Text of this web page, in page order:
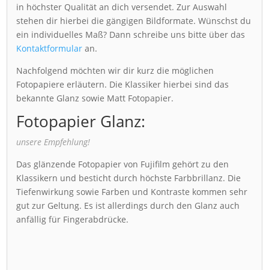
in höchster Qualität an dich versendet. Zur Auswahl
stehen dir hierbei die gängigen Bildformate. Wünschst du
ein individuelles Maß? Dann schreibe uns bitte über das
Kontaktformular an.
Nachfolgend möchten wir dir kurz die möglichen
Fotopapiere erläutern. Die Klassiker hierbei sind das
bekannte Glanz sowie Matt Fotopapier.
Fotopapier Glanz:
unsere Empfehlung!
Das glänzende Fotopapier von Fujifilm gehört zu den
Klassikern und besticht durch höchste Farbbrillanz. Die
Tiefenwirkung sowie Farben und Kontraste kommen sehr
gut zur Geltung. Es ist allerdings durch den Glanz auch
anfällig für Fingerabdrücke.